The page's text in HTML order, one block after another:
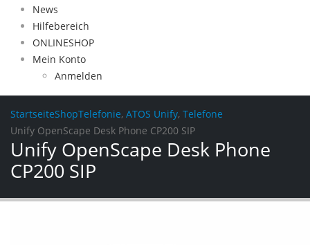
News
Hilfebereich
ONLINESHOP
Mein Konto
Anmelden
StartseiteShopTelefonie, ATOS Unify, Telefone
Unify OpenScape Desk Phone CP200 SIP
Unify OpenScape Desk Phone
CP200 SIP